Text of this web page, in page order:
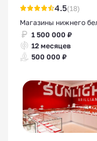
4.5(18)
Магазины нижнего
1 500 000 ₽
12 месяцев
500 000 ₽